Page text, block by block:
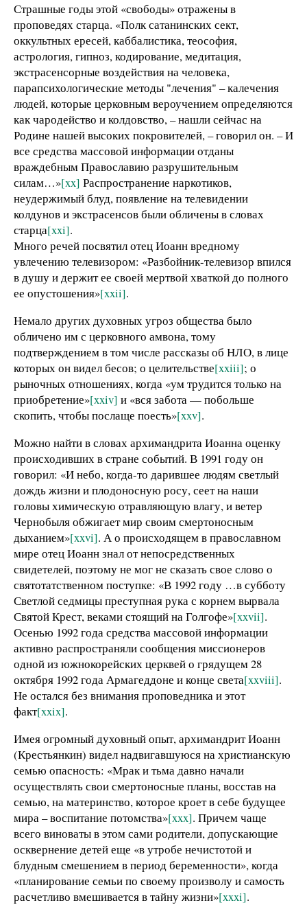
Страшные годы этой «свободы» отражены в
проповедях старца. «Полк сатанинских сект,
оккультных ересей, каббалистика, теософия,
астрология, гипноз, кодирование, медитация,
экстрасенсорные воздействия на человека,
парапсихологические методы "лечения" – калечения
людей, которые церковным вероучением определяются
как чародейство и колдовство, – нашли сейчас на
Родине нашей высоких покровителей, – говорил он. –И
все средства массовой информации отданы
враждебным Православию разрушительным
силам…»[xx] Распространение наркотиков,
неудержимый блуд, появление на телевидении
колдунов и экстрасенсов были обличены в словах
старца[xxi].
Много речей посвятил отец Иоанн вредному
увлечению телевизором: «Разбойник-телевизор впился
в душу и держит ее своей мертвой хваткой до полного
ее опустошения»[xxii].
Немало других духовных угроз общества было
обличено им с церковного амвона, тому
подтверждением в том числе рассказы об НЛО, в лице
которых он видел бесов; о целительстве[xxiii]; о
рыночных отношениях, когда «ум трудится только на
приобретение»[xxiv] и «вся забота — побольше
скопить, чтобы послаще поесть»[xxv].
Можно найти в словах архимандрита Иоанна оценку
происходивших в стране событий. В 1991 году он
говорил: «И небо, когда-то дарившее людям светлый
дождь жизни и плодоносную росу, сеет на наши
головы химическую отравляющую влагу, и ветер
Чернобыля обжигает мир своим смертоносным
дыханием»[xxvi]. А о происходящем в православном
мире отец Иоанн знал от непосредственных
свидетелей, поэтому не мог не сказать свое слово о
святотатственном поступке: «В 1992 году …в субботу
Светлой седмицы преступная рука с корнем вырвала
Святой Крест, веками стоящий на Голгофе»[xxvii].
Осенью 1992 года средства массовой информации
активно распространяли сообщения миссионеров
одной из южнокорейских церквей о грядущем 28
октября 1992 года Армагеддоне и конце света[xxviii].
Не остался без внимания проповедника и этот
факт[xxix].
Имея огромный духовный опыт, архимандрит Иоанн
(Крестьянкин) видел надвигавшуюся на христианскую
семью опасность: «Мрак и тьма давно начали
осуществлять свои смертоносные планы, восстав на
семью, на материнство, которое кроет в себе будущее
мира – воспитание потомства»[xxx]. Причем чаще
всего виноваты в этом сами родители, допускающие
осквернение детей еще «в утробе нечистотой и
блудным смешением в период беременности», когда
«планирование семьи по своему произволу и самость
расчетливо вмешивается в тайну жизни»[xxxi].